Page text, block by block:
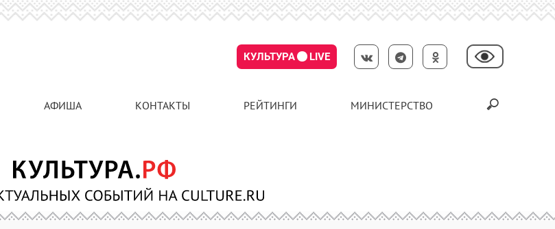
КУЛЬТУРА LIVE
АФИША КОНТАКТЫ РЕЙТИНГИ МИНИСТЕРСТВО